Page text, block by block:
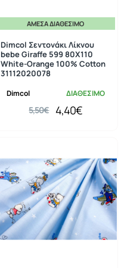
ΆΜΕΣΑ ΔΙΑΘΈΣΙΜΟ
Dimcol ΔΙΑΘΕΣΙΜΟ
Dimcol Σεντονάκι Λίκνου
bebe Giraffe 599 80X110
White-Orange 100% Cotton
31112020078
4,40€
5,50€